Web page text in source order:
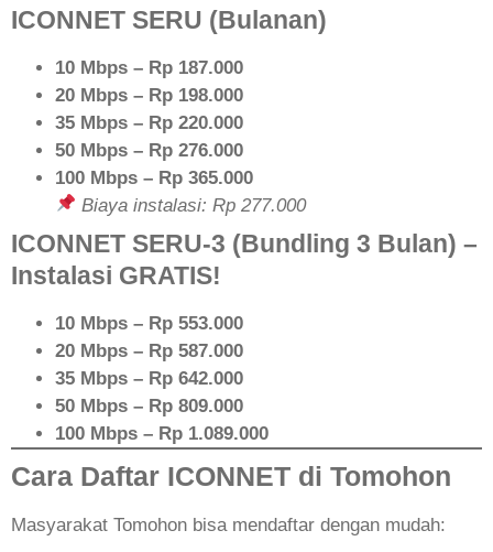
ICONNET SERU (Bulanan)
10 Mbps – Rp 187.000
20 Mbps – Rp 198.000
35 Mbps – Rp 220.000
50 Mbps – Rp 276.000
100 Mbps – Rp 365.000
Biaya instalasi: Rp 277.000
ICONNET SERU-3 (Bundling 3 Bulan) –
Instalasi GRATIS!
10 Mbps – Rp 553.000
20 Mbps – Rp 587.000
35 Mbps – Rp 642.000
50 Mbps – Rp 809.000
100 Mbps – Rp 1.089.000
Cara Daftar ICONNET di Tomohon
Masyarakat Tomohon bisa mendaftar dengan mudah: